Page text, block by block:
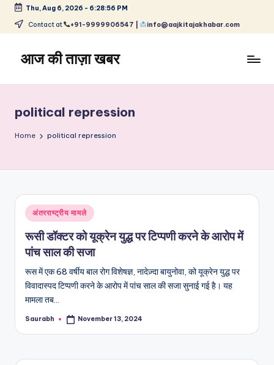
Skip
content
Thu, Aug 6, 2026 - 6:28:57 PM
Contact at +91-9999906547 | info@aajkitajakhabar.com
आज की ताज़ा खबर
ताज़ा
समाचार
–
और
विश्व
political repression
Home political repression
Posted
in
अंतरराष्ट्रीय मामले
रूसी डॉक्टर को यूक्रेन युद्ध पर टिप्पणी करने के आरोप में
पांच साल की सजा
रूस में एक 68 वर्षीय बाल रोग विशेषज्ञ, नादेज़्दा बायुनोवा, को यूक्रेन युद्ध पर
विवादास्पद टिप्पणी करने के आरोप में पांच साल की सजा सुनाई गई है। यह
मामला तब…
Posted
Saurabh November 13, 2024